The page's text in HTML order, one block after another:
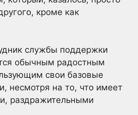
кроме как
службы поддержки
обычным радостным
свои базовые
несмотря на то, что имеет
раздражительными